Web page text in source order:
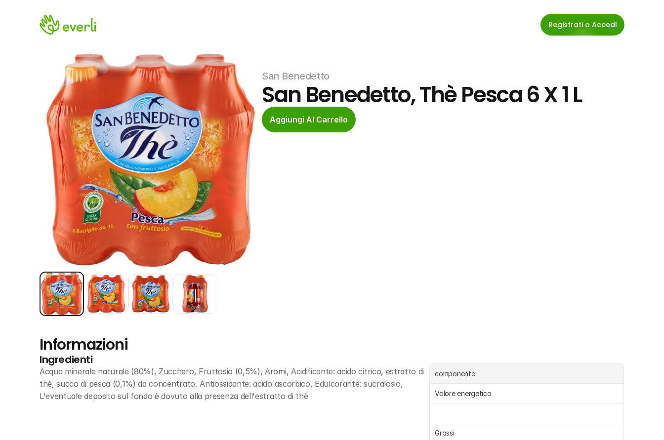
Registrati o Accedi
San Benedetto
San Benedetto, Thè Pesca 6 X 1 L
Aggiungi Al Carrello
Informazioni
Ingredienti
Acqua minerale naturale (80%), Zucchero, Fruttosio (0,5%), Aromi, Acidificante: acido citrico, estratto di
thè, succo di pesca (0,1%) da concentrato, Antiossidante: acido ascorbico, Edulcorante: sucralosio,
L'eventuale deposito sul fondo è dovuto alla presenza dell'estratto di thè
componente
Valore energetico
Grassi